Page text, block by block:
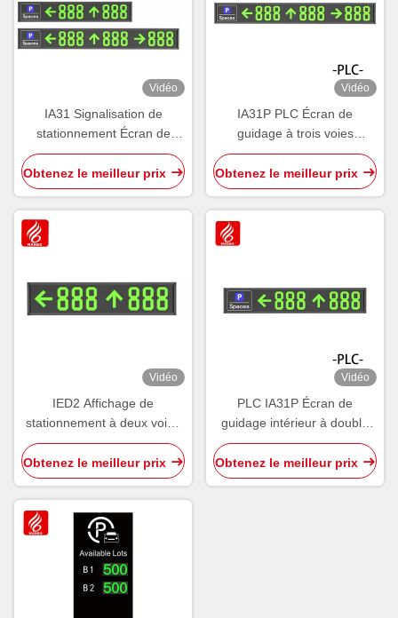
Vidéo
IA31 Signalisation de
stationnement Écran de
guidage intérieur Affichage
standard 485 LED PGS
Obtenez le meilleur prix
Vidéo
IA31P PLC Écran de
guidage à trois voies
intérieur Affichage de
stationnement à LED
Obtenez le meilleur prix
Vidéo
IED2 Affichage de
stationnement à deux voies
Tableau de guidage intérieur
Affichage d'écran Wayfinder
Obtenez le meilleur prix
Vidéo
PLC IA31P Écran de
guidage intérieur à double
sens Affichage de l'espace
de stationnement
Obtenez le meilleur prix